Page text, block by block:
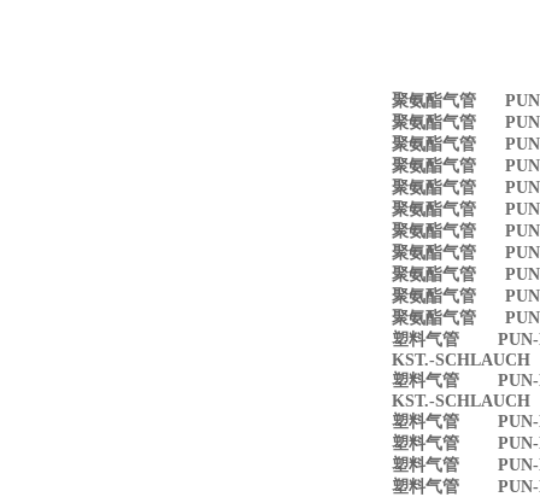
聚氨酯气管 PUN-
聚氨酯气管 PUN-
聚氨酯气管 PUN-
聚氨酯气管 PUN-
聚氨酯气管 PUN-
聚氨酯气管 PUN-
聚氨酯气管 PUN-
聚氨酯气管 PUN-
聚氨酯气管 PUN-
聚氨酯气管 PUN-
聚氨酯气管 PUN-
塑料气管 PUN-
KST.-SCHLAUCH
塑料气管 PUN-
KST.-SCHLAUCH
塑料气管 PUN-
塑料气管 PUN-
塑料气管 PUN-
塑料气管 PUN-